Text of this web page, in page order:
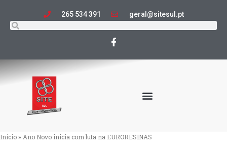
265 534 391 geral@sitesul.pt
Início » Ano Novo inicia com luta na EURORESINAS